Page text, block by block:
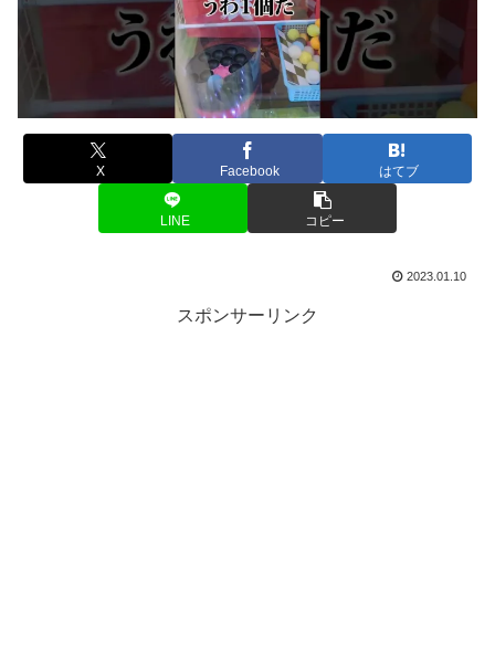
X Facebook はてブ
LINE コピー
2023.01.10
スポンサーリンク